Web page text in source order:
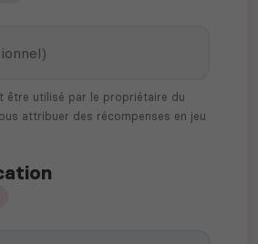
être utilisé par le propriétaire du
attribuer des récompenses en jeu